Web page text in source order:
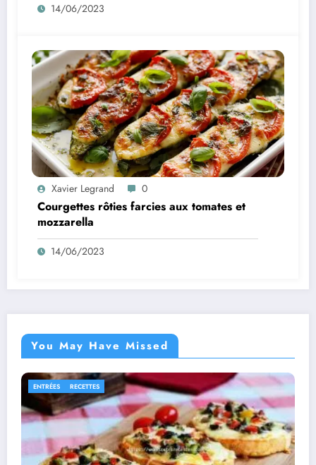
14/06/2023
Xavier Legrand 0
Courgettes rôties farcies aux tomates et
mozzarella
14/06/2023
You May Have Missed
PLATS RECETTES